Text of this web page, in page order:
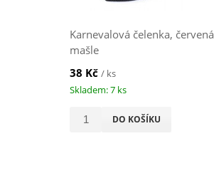
Karnevalová čelenka, červená
mašle
38 Kč / ks
Skladem: 7 ks
DO KOŠÍKU